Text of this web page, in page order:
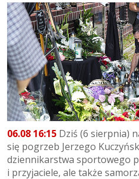
06.08 16:15 Dziś (6 sierpnia)
się pogrzeb Jerzego
dziennikarstwa sportowego
i przyjaciele, ale także